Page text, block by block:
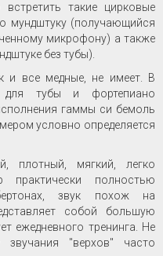
такие цирковые
мундштуку (получающийся
микрофону) а также
без тубы).
и все медные, не имеет. В
для тубы и фортепиано
гаммы си бемоль
условно определяется
плотный, мягкий, легко
практически полностью
звук похож на
собой большую
ежедневного тренинга. Не
"верхов" часто